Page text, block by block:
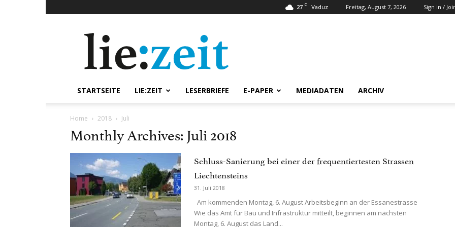
27 C Vaduz Freitag, August 7, 2026 Sign in /
STARTSEITE LIE:ZEIT LESERBRIEFE E-PAPER MEDIADATEN ARCHIV
Home 2018 Juli
Monthly Archives: Juli 2018
Schluss-Sanierung bei einer der frequentiertesten Strassen
Liechtensteins
31. Juli 2018
Am kommenden Montag, 6. August Arbeitsbeginn an der Essanestrasse
Wie das Amt für Bau und Infrastruktur mitteilt, beginnen am nächsten
Montag, 6. August das Land...